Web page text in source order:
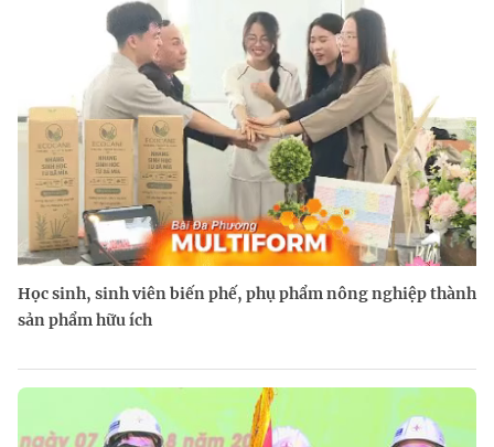
Học sinh, sinh viên biến phế, phụ phẩm nông nghiệp thành
sản phẩm hữu ích